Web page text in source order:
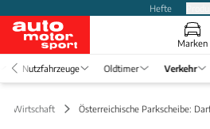
Hefte
Marken
Nutzfahrzeuge Oldtimer Verkehr
& Wirtschaft Österreichische Parkscheibe: